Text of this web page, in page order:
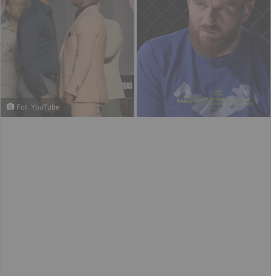
Fot. YouTube